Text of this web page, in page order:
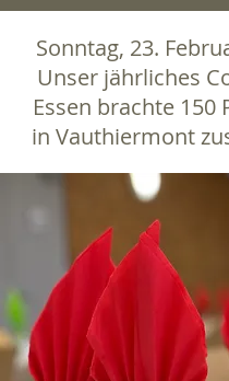
Sonntag, 23.
Unser jährliches
Essen brachte 150
in Vauthiermont